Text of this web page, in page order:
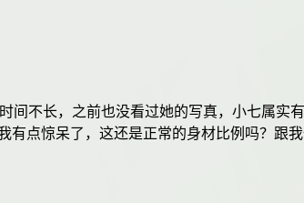
间不长，之前也没看过她的写真，小七属实
有点惊呆了，这还是正常的身材比例吗？跟